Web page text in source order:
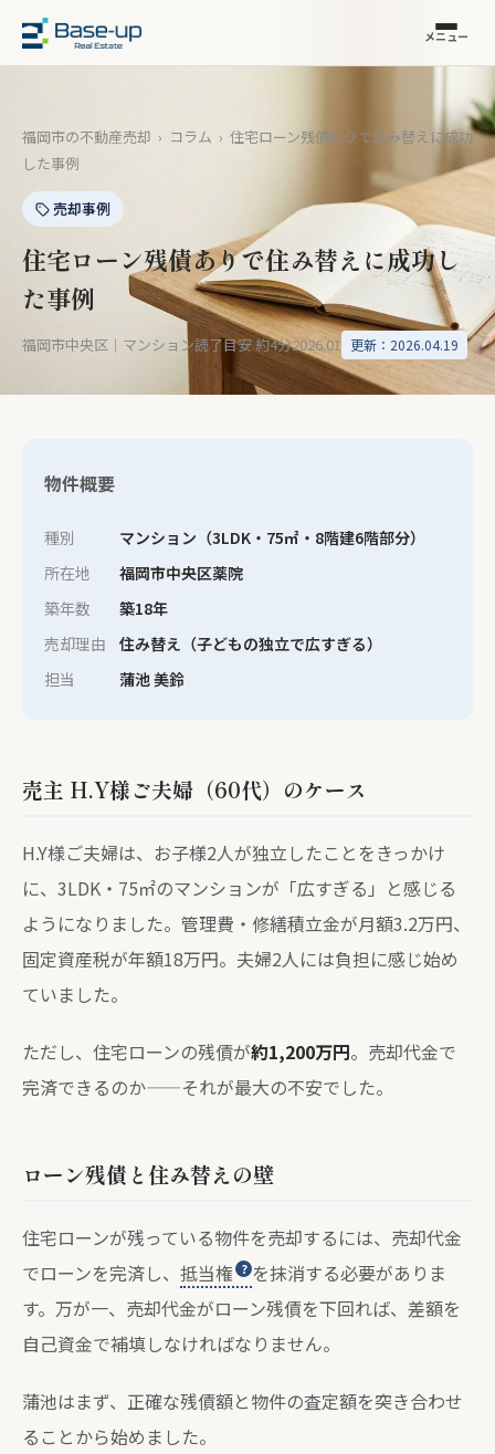
メニュー
福岡市の不動産売却 › コラム › 住宅ローン残債ありで住み替えに成功
した事例
売却事例
住宅ローン残債ありで住み替えに成功し
た事例
福岡市中央区｜マンション読了目安 約4分2026.01 更新：2026.04.19
物件概要
種別
マンション（3LDK・75㎡・8階建6階部分）
所在地
福岡市中央区薬院
築年数
築18年
売却理由
住み替え（子どもの独立で広すぎる）
担当
蒲池 美鈴
売主 H.Y様ご夫婦（60代）のケース
H.Y様ご夫婦は、お子様2人が独立したことをきっかけ
に、3LDK・75㎡のマンションが「広すぎる」と感じる
ようになりました。管理費・修繕積立金が月額3.2万円、
固定資産税が年額18万円。夫婦2人には負担に感じ始め
ていました。
ただし、住宅ローンの残債が約1,200万円。売却代金で
完済できるのか——それが最大の不安でした。
ローン残債と住み替えの壁
住宅ローンが残っている物件を売却するには、売却代金
でローンを完済し、 抵当権
を抹消する必要がありま
す。万が一、売却代金がローン残債を下回れば、差額を
自己資金で補填しなければなりません。
蒲池はまず、正確な残債額と物件の査定額を突き合わせ
ることから始めました。